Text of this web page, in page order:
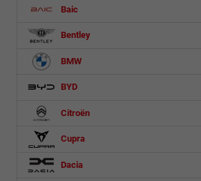
Baic
Bentley
BMW
BYD
Citroën
Cupra
Dacia